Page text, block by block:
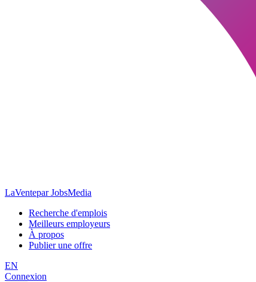
LaVentepar JobsMedia
Recherche d'emplois
Meilleurs employeurs
À propos
Publier une offre
EN
Connexion